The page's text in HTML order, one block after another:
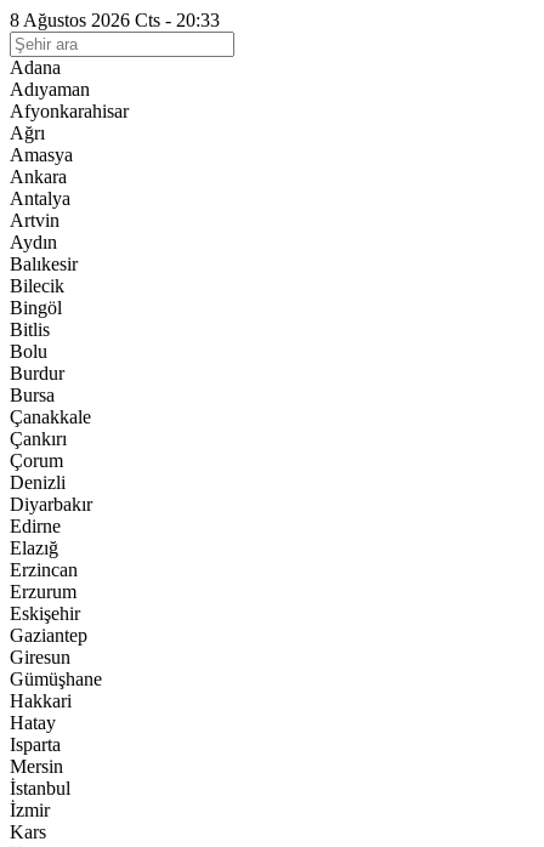
8 Ağustos 2026 Cts - 20:33
Adana
Adıyaman
Afyonkarahisar
Ağrı
Amasya
Ankara
Antalya
Artvin
Aydın
Balıkesir
Bilecik
Bingöl
Bitlis
Bolu
Burdur
Bursa
Çanakkale
Çankırı
Çorum
Denizli
Diyarbakır
Edirne
Elazığ
Erzincan
Erzurum
Eskişehir
Gaziantep
Giresun
Gümüşhane
Hakkari
Hatay
Isparta
Mersin
İstanbul
İzmir
Kars